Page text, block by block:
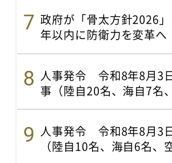
政府が「骨太方針2026
年以内に防衛力を変革へ
人事発令 令和8年8月3
事（陸自20名、海自7名
人事発令 令和8年8月3
（陸自10名、海自6名、